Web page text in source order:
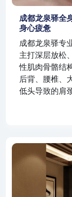
成都龙泉驿全
身心疲惫
成都龙泉驿专
主打深层放松
性肌肉骨骼结
后背、腰椎、
低头导致的肩